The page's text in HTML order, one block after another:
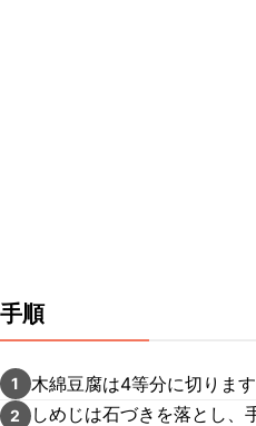
手順
1 木綿豆腐は4等分に切ります
2
しめじは石づきを落とし、